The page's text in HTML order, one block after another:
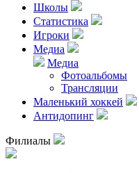
Школы
Статистика
Игроки
Медиа
Медиа
Фотоальбомы
Трансляции
Маленький хоккей
Антидопинг
Филиалы